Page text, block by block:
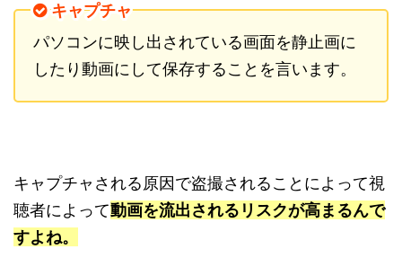
キャプチャ
パソコンに映し出されている画面を静止画に
したり動画にして保存することを言います。
キャプチャされる原因で盗撮されることによって視
聴者によって動画を流出されるリスクが高まるんで
すよね。